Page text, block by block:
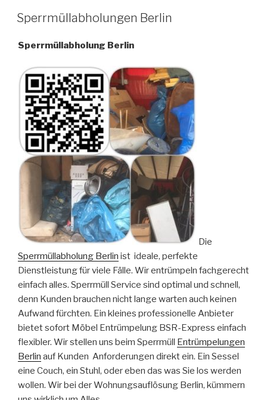
VERÖFFENTLICHT
AM
Sperrmüllabholungen Berlin
Sperrmüllabholung Berlin
Die
Sperrmüllabholung Berlin ist ideale, perfekte
Dienstleistung für viele Fälle. Wir entrümpeln fachgerecht
einfach alles. Sperrmüll Service sind optimal und schnell,
denn Kunden brauchen nicht lange warten auch keinen
Aufwand fürchten. Ein kleines professionelle Anbieter
bietet sofort Möbel Entrümpelung BSR-Express einfach
flexibler. Wir stellen uns beim Sperrmüll Entrümpelungen
Berlin auf Kunden Anforderungen direkt ein. Ein Sessel
eine Couch, ein Stuhl, oder eben das was Sie los werden
wollen. Wir bei der Wohnungsauflösung Berlin, kümmern